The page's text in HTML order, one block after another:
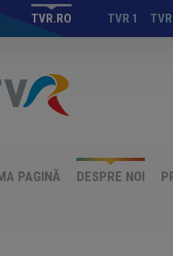
TVR 1
TVR.RO
PAGINĂ DESPRE NOI